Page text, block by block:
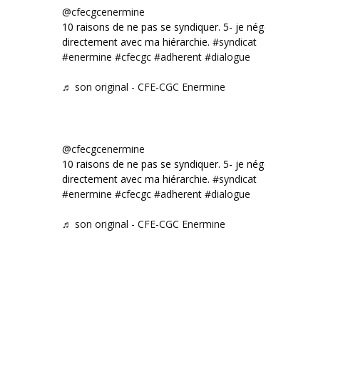
@cfecgcenermine
10 raisons de ne pas se syndiquer. 5- je négocie
directement avec ma hiérarchie. #syndicat
#enermine #cfecgc #adherent #dialogue
♬ son original - CFE-CGC Enermine
@cfecgcenermine
10 raisons de ne pas se syndiquer. 5- je négocie
directement avec ma hiérarchie. #syndicat
#enermine #cfecgc #adherent #dialogue
♬ son original - CFE-CGC Enermine